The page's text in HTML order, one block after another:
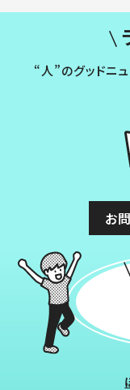
“人”のグッドニ
お